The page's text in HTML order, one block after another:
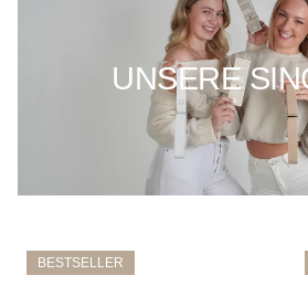
UNSERE
BESTSELLER